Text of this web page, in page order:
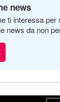
news
ti interessa per
news da non